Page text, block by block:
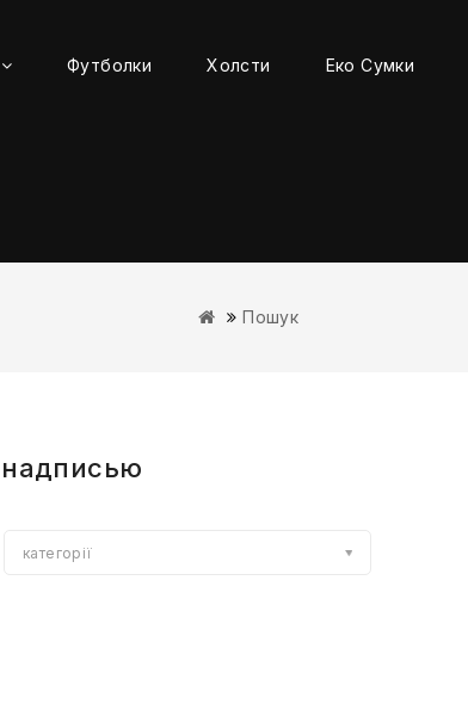
Футболки Холсти Еко Сумки
Пошук
категорії